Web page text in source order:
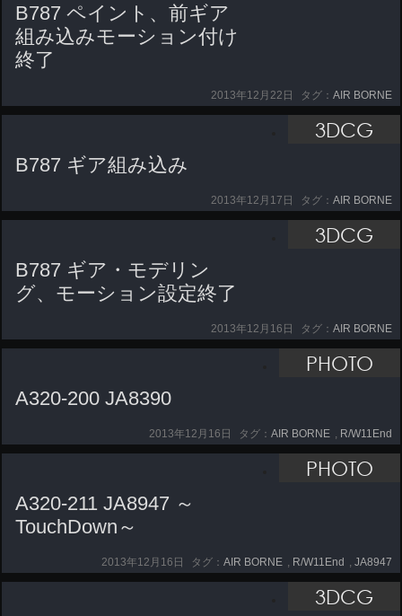
B787 ペイント、前ギア
組み込みモーション付け
終了
2013年12月22日 タグ： AIR BORNE
3DCG
B787 ギア組み込み
2013年12月17日 タグ： AIR BORNE
3DCG
B787 ギア・モデリン
グ、モーション設定終了
2013年12月16日 タグ： AIR BORNE
PHOTO
A320-200 JA8390
2013年12月16日 タグ： AIR BORNE R/W11End
PHOTO
A320-211 JA8947 ～
TouchDown～
2013年12月16日 タグ： AIR BORNE R/W11End JA8947
3DCG